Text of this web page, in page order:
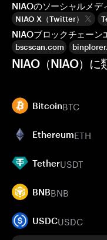
NIAOのソーシャルメデ
NIAO X（Twitter）
NIAOブロックチェーン
bscscan.com
NIAO（NIAO）に
BitcoinBTC
EthereumETH
TetherUSDT
BNBBNB
USDCUSDC